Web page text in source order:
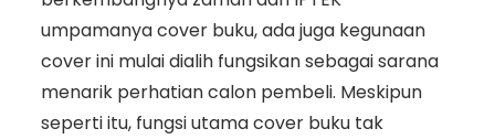
umpamanya cover buku, ada juga kegunaan
cover ini mulai dialih fungsikan sebagai sarana
menarik perhatian calon pembeli. Meskipun
seperti itu, fungsi utama cover buku tak